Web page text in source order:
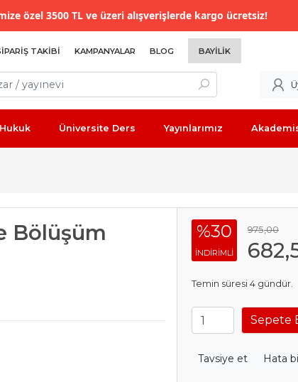
özel 3500 TL ve üzeri alışverişlerde kargo ücretsiz!
TAKIBI KAMPANYALAR BLOG BAYILIK
Hukuk Üniversite Ders Yayınlarımız
Bölüşüm
%30
INDIRIMLI
975,00
682
Temin süresi 4 gündür.
Sepete
Tavsiye et Hata